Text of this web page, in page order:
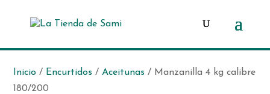
Inicio / Encurtidos /Aceitunas / Manzanilla 4 kg calibre
180/200